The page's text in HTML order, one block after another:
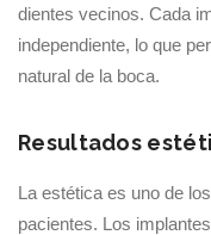
dientes vecinos. Cada
independiente, lo que
natural de la boca.
Resultados
La estética es uno de
pacientes. Los